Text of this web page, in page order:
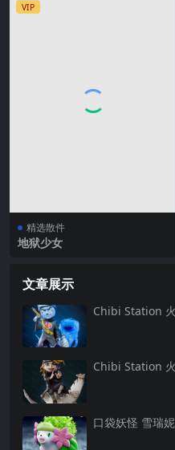
VIP
精选散件
地狱少女
文章展示
Chibi Station
Chibi Station
口袋妖怪 雪瑞妮